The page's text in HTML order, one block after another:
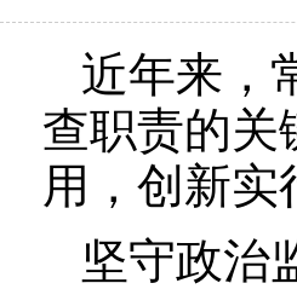
近年来，
查职责的关
用，创新实
坚守政治